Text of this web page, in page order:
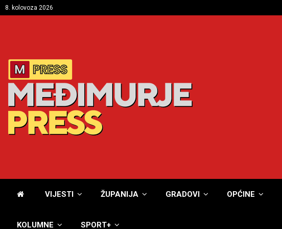
8. kolovoza 2026
VIJESTI ŽUPANIJA GRADOVI OPĆINE
KOLUMNE SPORT+